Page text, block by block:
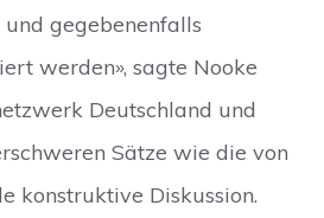
gegebenenfalls
werden», sagte Nooke
Deutschland und
Sätze wie die von
konstruktive Diskussion.